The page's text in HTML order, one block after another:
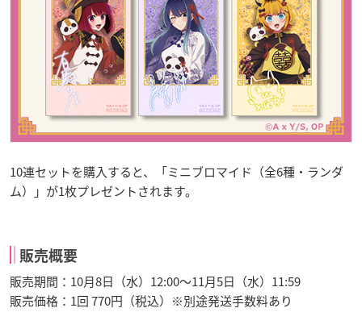
10連セットを購入すると、「ミニブロマイド（全6種・ランダ
ム）」が1枚プレゼントされます。
販売概要
販売期間：10月8日（水）12:00～11月5日（水）11:59
販売価格：1回 770円（税込）※別途発送手数料あり